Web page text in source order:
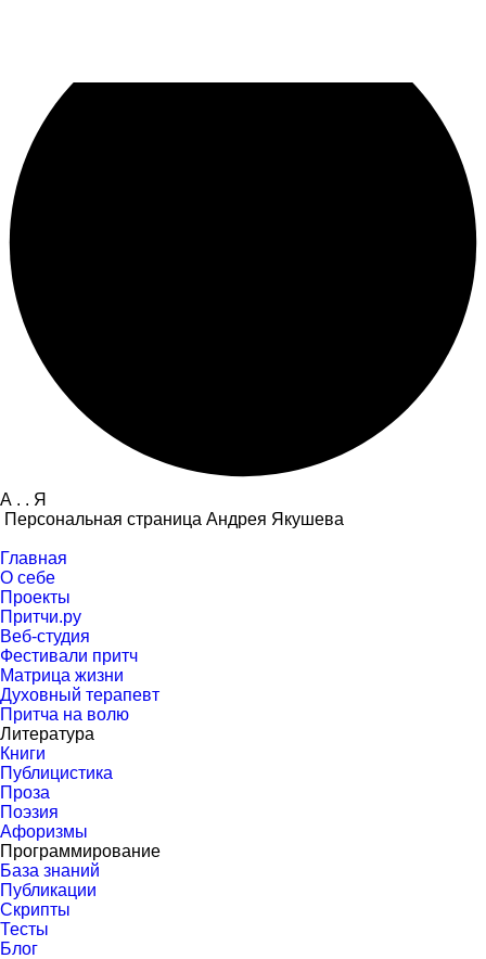
А . . Я
Персональная страница Андрея Якушева
Главная
О себе
Проекты
Притчи.ру
Веб-студия
Фестивали притч
Матрица жизни
Духовный терапевт
Притча на волю
Литература
Книги
Публицистика
Проза
Поэзия
Афоризмы
Программирование
База знаний
Публикации
Скрипты
Тесты
Блог